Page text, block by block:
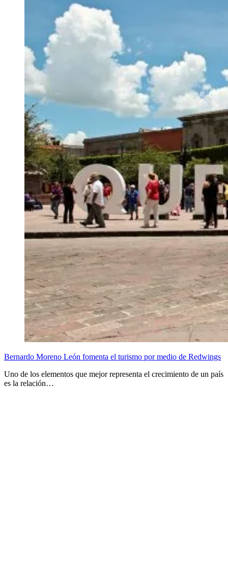
Bernardo Moreno León fomenta el turismo por medio de Redwings
Uno de los elementos que mejor representa el crecimiento de un país
es la relación…